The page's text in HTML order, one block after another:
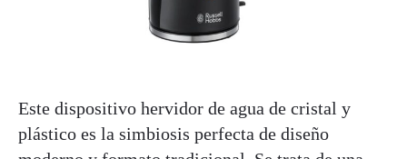
Este dispositivo hervidor de agua de cristal y
plástico es la simbiosis perfecta de diseño